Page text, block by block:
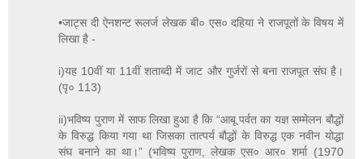
•जाट्स दी ऐनशन्ट रूलर्ज लेखक बी० एस० दहिया ने राजपूतों के विषय में
लिखा है -
i)यह 10वीं या 11वीं शताब्दी में जाट और गुर्जरों से बना राजपूत संघ है।
(पृ० 113)
ii)भविष्य पुराण में साफ लिखा हुआ है कि “आबू पर्वत का यज्ञ सम्मेलन बौद्धों
के विरुद्ध किया गया था जिसका तात्पर्य बौद्धों के विरुद्ध एक नवीन योद्धा
संघ बनाने का था।” (भविष्य पुराण, लेखक एस० आर० शर्मा (1970